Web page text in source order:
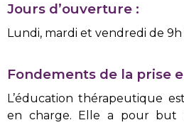
Jours d’ouverture :
Lundi, mardi et vendredi de 9h
Fondements de la prise
L’éducation thérapeutique
en charge. Elle a pour but